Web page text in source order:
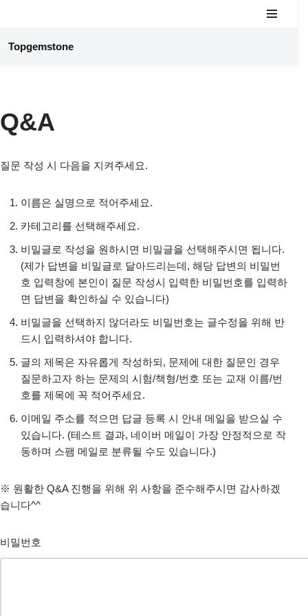
너
뛰
Topgemstone
Q&A
질문 작성 시 다음을 지켜주세요.
이름은 실명으로 적어주세요.
카테고리를 선택해주세요.
비밀글로 작성을 원하시면 비밀글을 선택해주시면 됩니다.
(제가 답변을 비밀글로 달아드리는데, 해당 답변의 비밀번
호 입력창에 본인이 질문 작성시 입력한 비밀번호를 입력하
면 답변을 확인하실 수 있습니다)
비밀글을 선택하지 않더라도 비밀번호는 글수정을 위해 반
드시 입력하셔야 합니다.
글의 제목은 자유롭게 작성하되, 문제에 대한 질문인 경우
질문하고자 하는 문제의 시험/책형/번호 또는 교재 이름/번
호를 제목에 꼭 적어주세요.
이메일 주소를 적으면 답글 등록 시 안내 메일을 받으실 수
있습니다. (테스트 결과, 네이버 메일이 가장 안정적으로 작
동하며 스팸 메일로 분류될 수도 있습니다.)
※ 원활한 Q&A 진행을 위해 위 사항을 준수해주시면 감사하겠
습니다^^
비밀번호